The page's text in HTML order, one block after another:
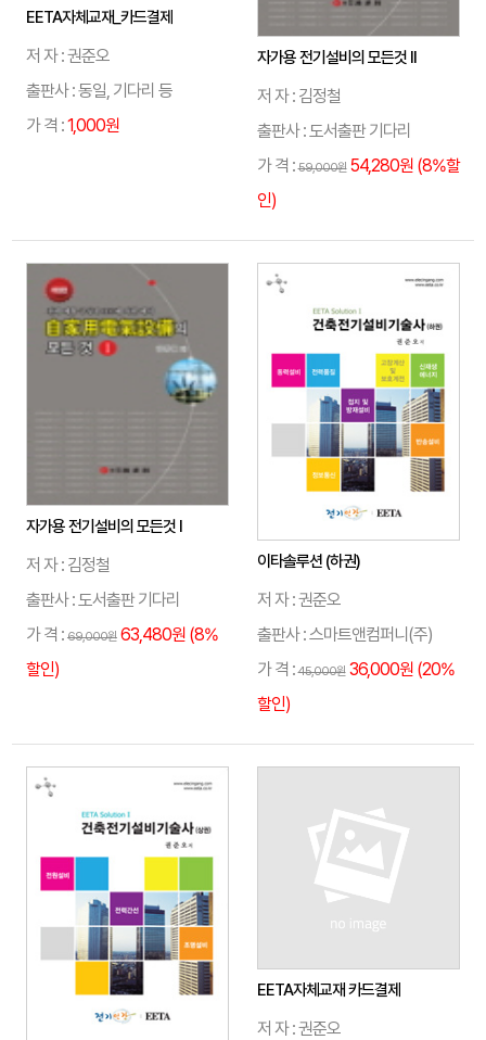
EETA자체교재_카드결제
저 자 : 권준오
출판사 : 동일, 기다리 등
가 격 :1,000원
자가용 전기설비의 모든것 II
저 자 : 김정철
출판사 : 도서출판 기다리
가 격 :59,000원 54,280원 (8%할
인)
자가용 전기설비의 모든것 I
저 자 : 김정철
출판사 : 도서출판 기다리
가 격 : 69,000원 63,480원 (8%
할인)
이타솔루션 (하권)
저 자 : 권준오
출판사 : 스마트앤컴퍼니(주)
가 격 :45,000원 36,000원 (20%
할인)
EETA자체교재 카드결제
저 자 : 권준오